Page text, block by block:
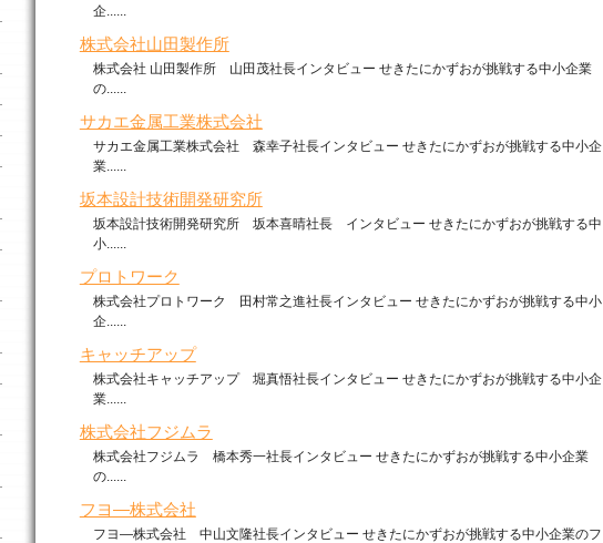
企......
株式会社山田製作所
株式会社 山田製作所 山田茂社長インタビュー せきたにかずおが挑戦する中小企業
の......
サカエ金属工業株式会社
サカエ金属工業株式会社 森幸子社長インタビュー せきたにかずおが挑戦する中小企
業......
坂本設計技術開発研究所
坂本設計技術開発研究所 坂本喜晴社長 インタビュー せきたにかずおが挑戦する中
小......
プロトワーク
株式会社プロトワーク 田村常之進社長インタビュー せきたにかずおが挑戦する中小
企......
キャッチアップ
株式会社キャッチアップ 堀真悟社長インタビュー せきたにかずおが挑戦する中小企
業......
株式会社フジムラ
株式会社フジムラ 橋本秀一社長インタビュー せきたにかずおが挑戦する中小企業
の......
フヨ―株式会社
フヨ―株式会社 中山文隆社長インタビュー せきたにかずおが挑戦する中小企業のフ